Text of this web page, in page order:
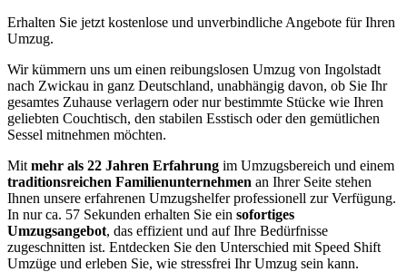
Erhalten Sie jetzt kostenlose und unverbindliche Angebote für Ihren
Umzug.
Wir kümmern uns um einen reibungslosen Umzug von Ingolstadt
nach Zwickau in ganz Deutschland, unabhängig davon, ob Sie Ihr
gesamtes Zuhause verlagern oder nur bestimmte Stücke wie Ihren
geliebten Couchtisch, den stabilen Esstisch oder den gemütlichen
Sessel mitnehmen möchten.
Mit mehr als 22 Jahren Erfahrung im Umzugsbereich und einem
traditionsreichen Familienunternehmen an Ihrer Seite stehen
Ihnen unsere erfahrenen Umzugshelfer professionell zur Verfügung.
In nur ca. 57 Sekunden erhalten Sie ein sofortiges
Umzugsangebot, das effizient und auf Ihre Bedürfnisse
zugeschnitten ist. Entdecken Sie den Unterschied mit Speed Shift
Umzüge und erleben Sie, wie stressfrei Ihr Umzug sein kann.